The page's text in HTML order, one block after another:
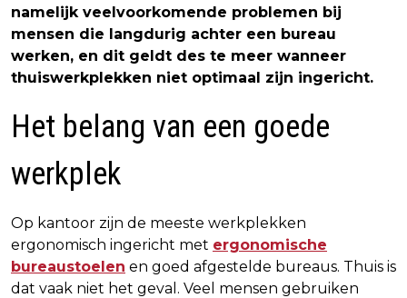
namelijk veelvoorkomende problemen bij
mensen die langdurig achter een bureau
werken, en dit geldt des te meer wanneer
thuiswerkplekken niet optimaal zijn ingericht.
Het belang van een goede
werkplek
Op kantoor zijn de meeste werkplekken
ergonomisch ingericht met ergonomische
bureaustoelen en goed afgestelde bureaus. Thuis is
dat vaak niet het geval. Veel mensen gebruiken